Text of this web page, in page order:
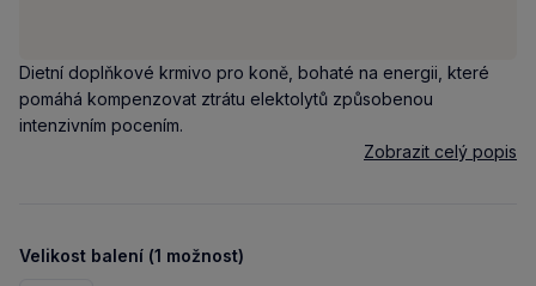
Dietní doplňkové krmivo pro koně, bohaté na energii, které
pomáhá kompenzovat ztrátu elektolytů způsobenou
intenzivním pocením.
Zobrazit celý popis
Velikost balení (1 možnost)